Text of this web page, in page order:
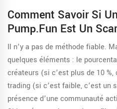
Comment Savoir Si
Pump.fun Est Un
Il n’y a pas de méthode fiable.
quelques éléments : le
créateurs (si c’est plus de 10
trading (si c’est faible, c’est un
présence d’une communauté